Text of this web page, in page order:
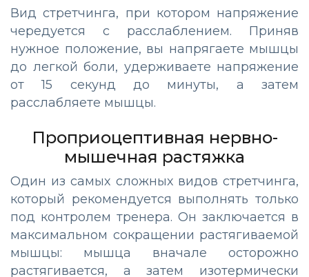
Вид стретчинга, при котором напряжение
чередуется с расслаблением. Приняв
нужное положение, вы напрягаете мышцы
до легкой боли, удерживаете напряжение
от 15 секунд до минуты, а затем
расслабляете мышцы.
Проприоцептивная нервно-
мышечная растяжка
Один из самых сложных видов стретчинга,
который рекомендуется выполнять только
под контролем тренера. Он заключается в
максимальном сокращении растягиваемой
мышцы: мышца вначале осторожно
растягивается, а затем изотермически